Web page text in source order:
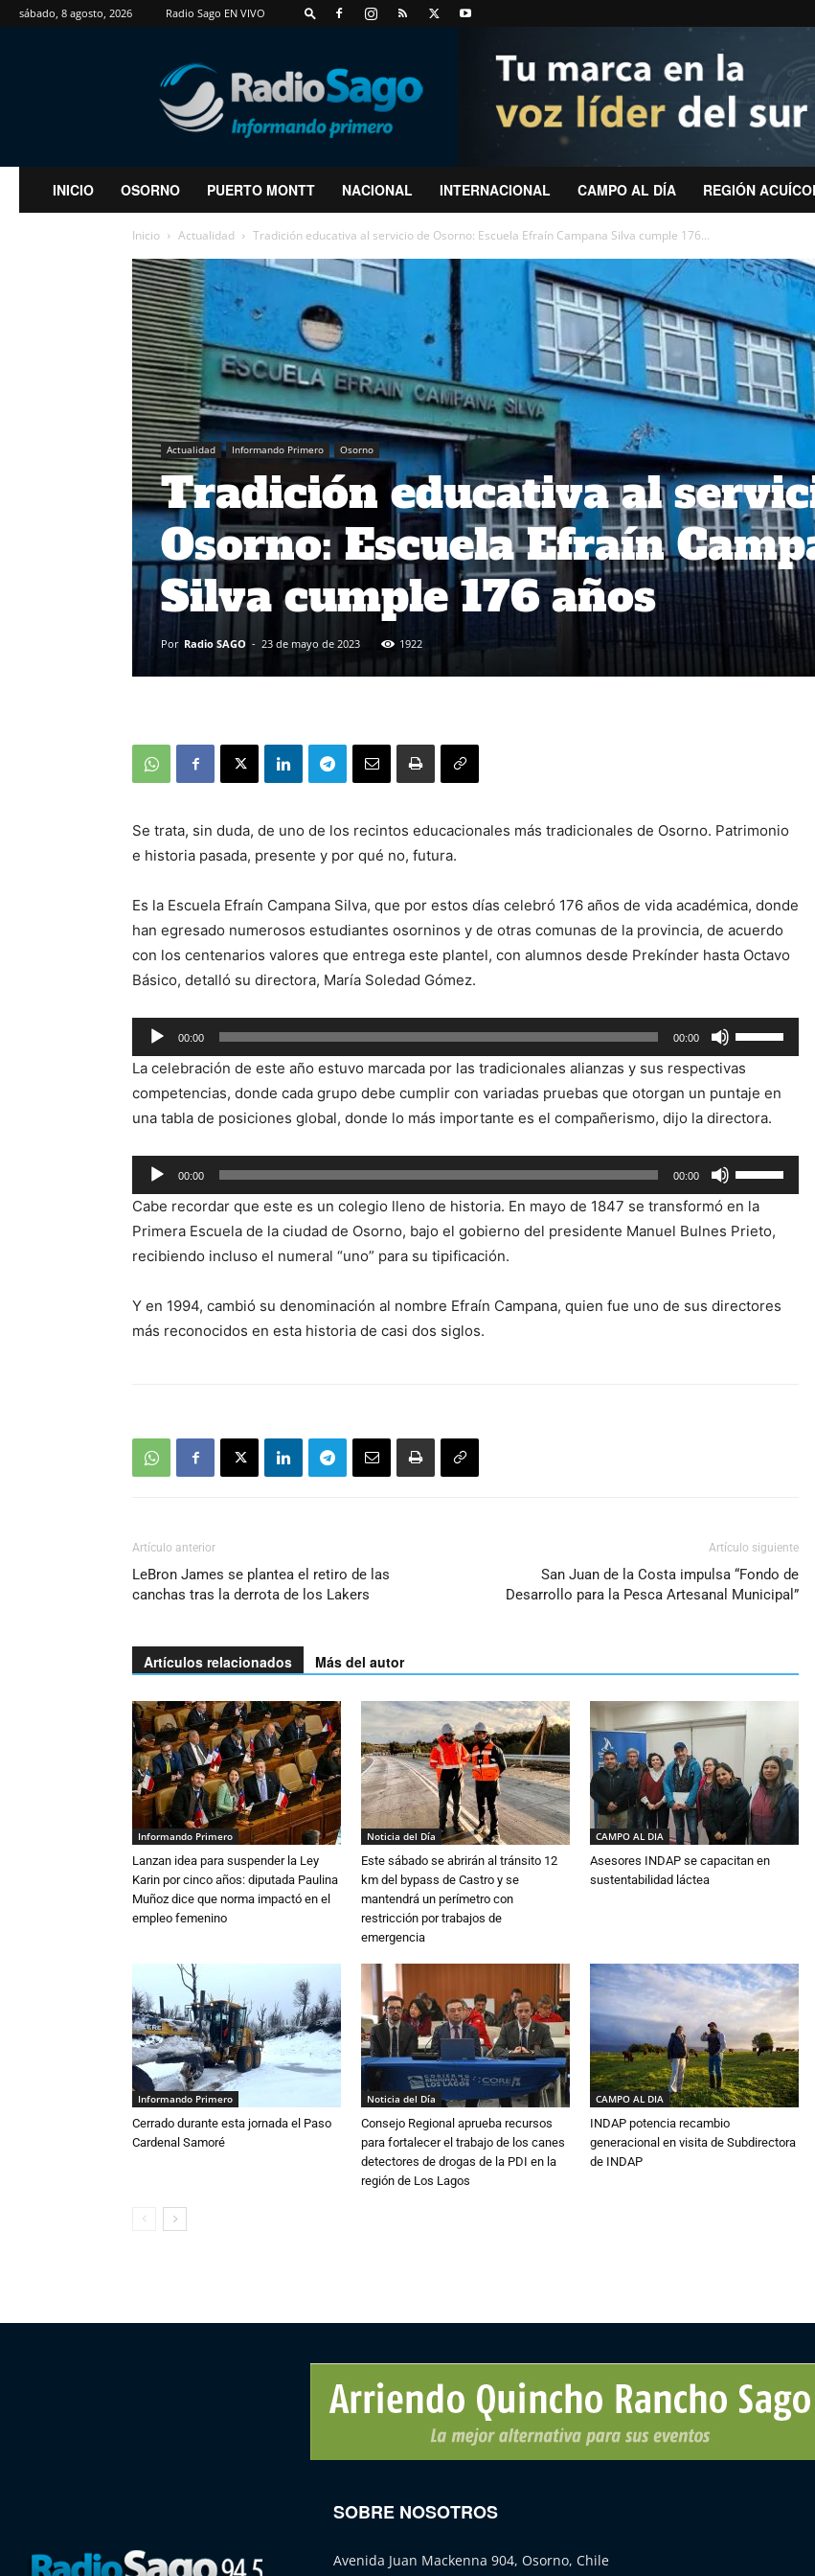
sábado, 8 agosto, 2026 Radio Sago EN VIVO
RadioSago
INICIO OSORNO PUERTO MONTT NACIONAL INTERNACIONAL CAMPO AL DÍA REGIÓN
Inicio Actualidad Tradición educativa al servicio de Osorno: Escuela Efraín Campana Silva cumple 176...
Actualidad Informando Primero Osorno
Tradición educativa al
Osorno: Escuela Efraín
Silva cumple 176 años
Por Radio SAGO - 23 de mayo de 2023 1922
Se trata, sin duda, de uno de los recintos educacionales más tradicionales de Osorno. Patrimonio
e historia pasada, presente y por qué no, futura.
Es la Escuela Efraín Campana Silva, que por estos días celebró 176 años de vida académica, donde
han egresado numerosos estudiantes osorninos y de otras comunas de la provincia, de acuerdo
con los centenarios valores que entrega este plantel, con alumnos desde Prekínder hasta Octavo
Básico, detalló su directora, María Soledad Gómez.
Reproductor
de
audio
00:00 00:00
las
teclas
de
flecha
arriba/abajo
para
aumentar
o
volumen.
La celebración de este año estuvo marcada por las tradicionales alianzas y sus respectivas
competencias, donde cada grupo debe cumplir con variadas pruebas que otorgan un puntaje en
una tabla de posiciones global, donde lo más importante es el compañerismo, dijo la directora.
Reproductor
de
audio
00:00 00:00
las
teclas
de
para
Cabe recordar que este es un colegio lleno de historia. En mayo de 1847 se transformó en la
Primera Escuela de la ciudad de Osorno, bajo el gobierno del presidente Manuel Bulnes Prieto,
recibiendo incluso el numeral “uno” para su tipificación.
Y en 1994, cambió su denominación al nombre Efraín Campana, quien fue uno de sus directores
más reconocidos en esta historia de casi dos siglos.
Artículo anterior
LeBron James se plantea el retiro de las
canchas tras la derrota de los Lakers
Artículo siguiente
San Juan de la Costa impulsa “Fondo de
Desarrollo para la Pesca Artesanal Municipal”
Artículos relacionados Más del autor
Informando Primero
Lanzan idea para suspender la Ley
Karin por cinco años: diputada Paulina
Muñoz dice que norma impactó en el
empleo femenino
Noticia del Día
Este sábado se abrirán al tránsito 12
km del bypass de Castro y se
mantendrá un perímetro con
restricción por trabajos de
emergencia
CAMPO AL DIA
Asesores INDAP se capacitan en
sustentabilidad láctea
Informando Primero
Cerrado durante esta jornada el Paso
Cardenal Samoré
Noticia del Día
Consejo Regional aprueba recursos
para fortalecer el trabajo de los canes
detectores de drogas de la PDI en la
región de Los Lagos
CAMPO AL DIA
INDAP potencia recambio
generacional en visita de Subdirectora
de INDAP
SOBRE NOSOTROS
Avenida Juan Mackenna 904, Osorno, Chile